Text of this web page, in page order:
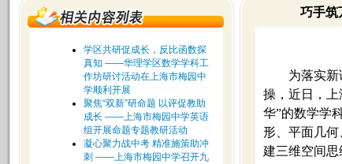
学区共研促成长，反比函数探
真知 ——华理学区数学学科工
作坊研讨活动在上海市梅园中
学顺利开展
聚焦“双新”研命题 以评促教助
成长 ——上海市梅园中学英语
组开展命题专题教研活动
凝心聚力战中考 精准施策助冲
刺 ——上海市梅园中学召开九
巧手筑
为落实
操，近日，
华”的数学学
形、平面几
建三维空间思